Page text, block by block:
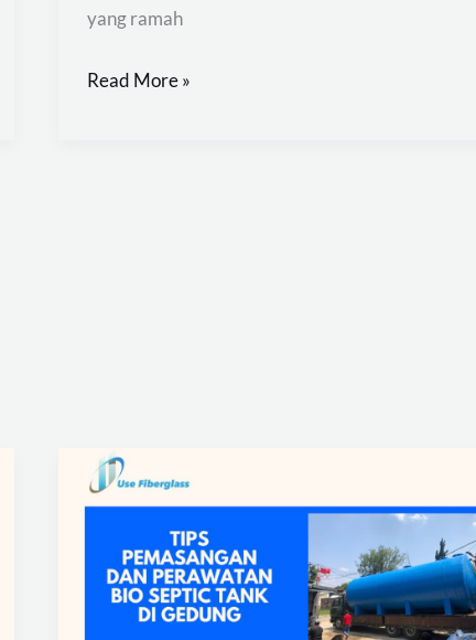
yang ramah
Read More »
Tips
Pemasangan
Perawatan
Bio